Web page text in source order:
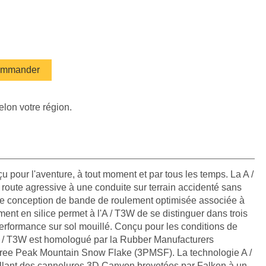
votre région.
pour l'aventure, à tout moment et par tous les temps. La A /
agressive à une conduite sur terrain accidenté sans
conception de bande de roulement optimisée associée à
en silice permet à l'A / T3W de se distinguer dans trois
sur sol mouillé. Conçu pour les conditions de
T3W est homologué par la Rubber Manufacturers
Peak Mountain Snow Flake (3PMSF). La technologie A /